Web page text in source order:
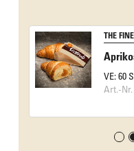
THE
VE: 60
Art.-Nr.